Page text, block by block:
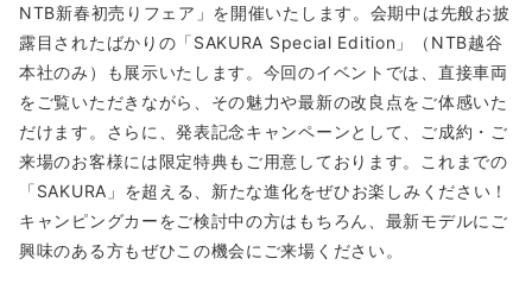
NTB新春初売りフェア」を開催いたします。会期中は先般お披
露目されたばかりの「SAKURA Special Edition」（NTB越谷
本社のみ）も展示いたします。今回のイベントでは、直接車両
をご覧いただきながら、その魅力や最新の改良点をご体感いた
だけます。さらに、発表記念キャンペーンとして、ご成約・ご
来場のお客様には限定特典もご用意しております。これまでの
「SAKURA」を超える、新たな進化をぜひお楽しみください！
キャンピングカーをご検討中の方はもちろん、最新モデルにご
興味のある方もぜひこの機会にご来場ください。